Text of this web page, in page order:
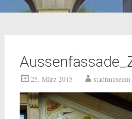
25. März 2015